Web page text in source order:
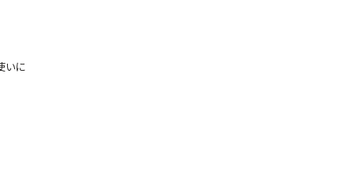
いに